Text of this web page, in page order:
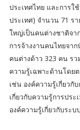
ประเทศไทย และการ
ประเทศ) จำนวน 71 ร
ใหญ่เป็นคนต่างชาติจา
การจ้างงานคนไทยจา
คนต่างด้าว 323 คน รว
ความรู้เฉพาะด้านโดย
เช่น องค์ความรู้เกี่ยวกั
เกี่ยวกับความรู้การปร
องค์ความรู้เกี่ยวกับระ